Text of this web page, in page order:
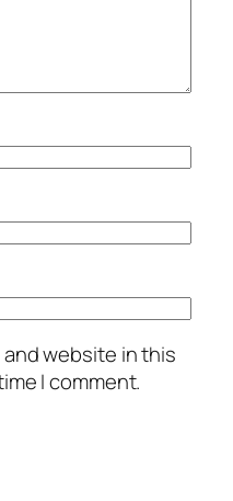
and website in this
I comment.